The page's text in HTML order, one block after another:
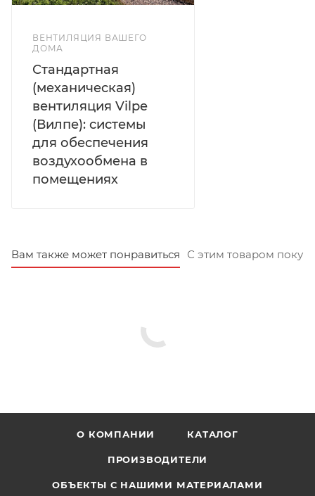
ВЕНТИЛЯЦИЯ ВАШЕГО
ДОМА
Стандартная
(механическая)
вентиляция Vilpe
(Вилпе): системы
для обеспечения
воздухообмена в
помещениях
Вам также может понравиться С этим товаром
О КОМПАНИИ КАТАЛОГ
ПРОИЗВОДИТЕЛИ
ОБЪЕКТЫ С НАШИМИ МАТЕРИАЛАМИ